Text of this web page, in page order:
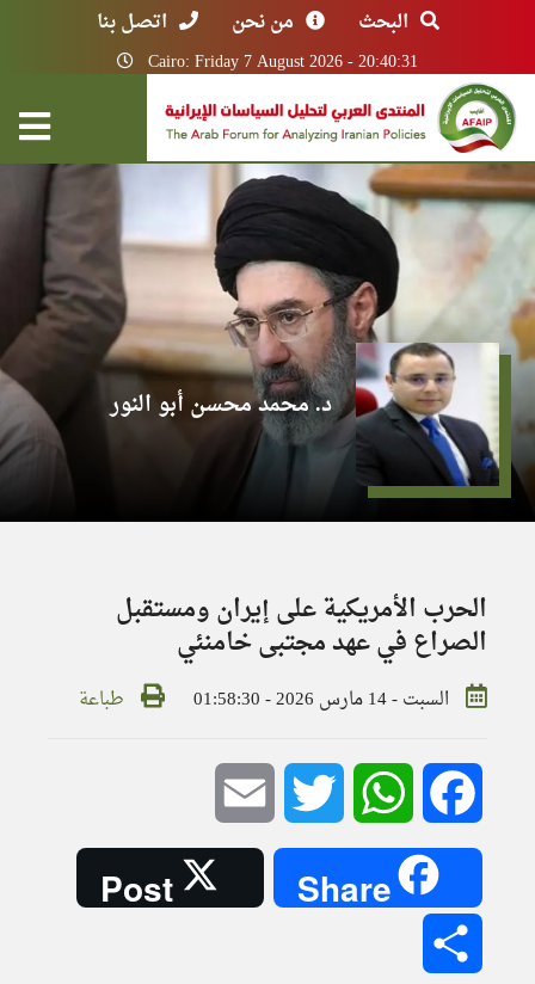
البحث من نحن اتصل بنا
Cairo: Friday 7 August 2026 - 20:40:31
د. محمد محسن أبو النور
الحرب الأمريكية على إيران ومستقبل
الصراع في عهد مجتبى خامنئي
السبت - 14 مارس 2026 - 01:58:30 طباعة
Facebook
WhatsApp
Twitter
Share
Post